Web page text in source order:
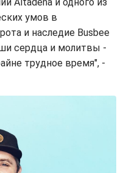
умов в
и наследие Busbee
сердца и молитвы -
трудное время", -